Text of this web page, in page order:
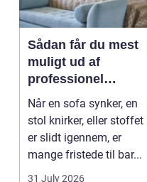
Sådan får du mest
muligt ud af
professionel
møbelpolstring
Når en sofa synker, en
stol knirker, eller stoffet
er slidt igennem, er
mange fristede til bar...
31 July 2026